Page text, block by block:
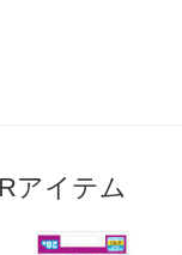
アイテム